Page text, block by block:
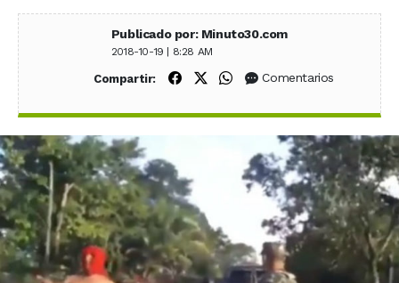
Publicado por: Minuto30.com
2018-10-19 | 8:28 AM
Compartir: Compartir en Facebook
Compartir en X (Twitter)
Compartir en WhatsApp
Comentarios